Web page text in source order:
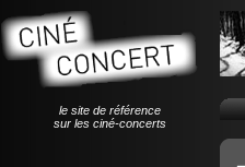
le site de référence
sur les ciné-concerts